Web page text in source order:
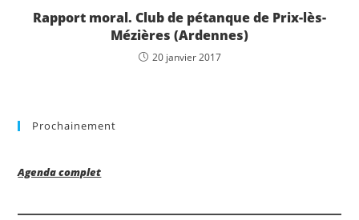
Rapport moral. Club de pétanque de Prix-lès-
Mézières (Ardennes)
20 janvier 2017
Prochainement
Agenda complet